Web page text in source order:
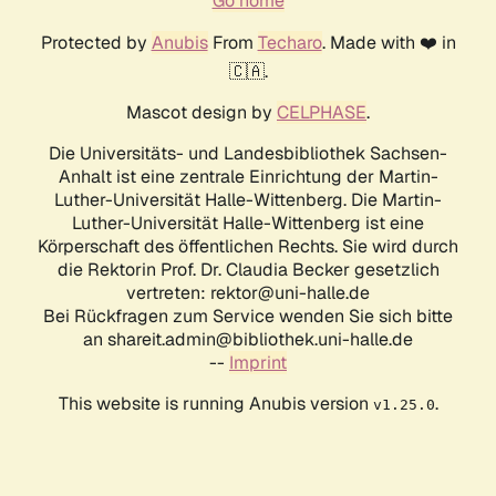
Protected by AnubisFrom Techaro. Made with ❤️ in
🇨🇦.
Mascot design by CELPHASE.
Die Universitäts- und Landesbibliothek Sachsen-
Anhalt ist eine zentrale Einrichtung der Martin-
Luther-Universität Halle-Wittenberg. Die Martin-
Luther-Universität Halle-Wittenberg ist eine
Körperschaft des öffentlichen Rechts. Sie wird durch
die Rektorin Prof. Dr. Claudia Becker gesetzlich
vertreten: rektor@uni-halle.de
Bei Rückfragen zum Service wenden Sie sich bitte
an shareit.admin@bibliothek.uni-halle.de
-- Imprint
This website is running Anubis version v1.25.0.